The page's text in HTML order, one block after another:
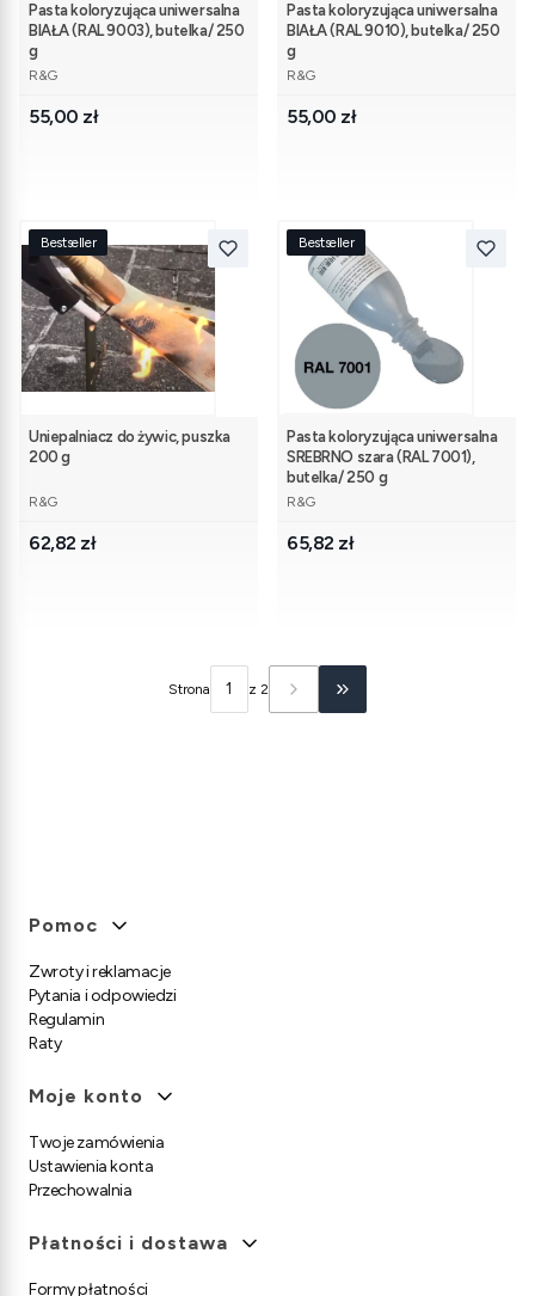
Pasta koloryzująca uniwersalna
BIAŁA (RAL 9003), butelka/ 250
g
PRODUCENT
R&G
Cena
55,00 zł
Pasta koloryzująca uniwersalna
BIAŁA (RAL 9010), butelka/ 250
g
PRODUCENT
R&G
Cena
55,00 zł
Bestseller
Uniepalniacz do żywic, puszka
200 g
PRODUCENT
R&G
Cena
62,82 zł
Bestseller
Pasta koloryzująca uniwersalna
SREBRNO szara (RAL 7001),
butelka/ 250 g
PRODUCENT
R&G
Cena
65,82 zł
Strona z 2 Przejdź do ostatniej
Linki w stopce
Pomoc
Zwroty i reklamacje
Pytania i odpowiedzi
Regulamin
Raty
Moje konto
Twoje zamówienia
Ustawienia konta
Przechowalnia
Płatności i dostawa
Formy płatności